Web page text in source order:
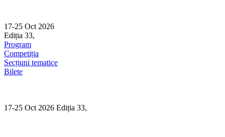
content
17-25 Oct 2026
Ediția 33,
Program
Competiția
Secțiuni tematice
Bilete
17-25 Oct 2026 Ediția 33,